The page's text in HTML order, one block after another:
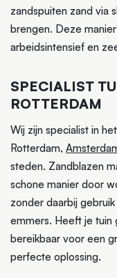
zandspuiten zand via
brengen. Deze
arbeidsintensief en
SPECIALIST
ROTTERDAM
Wij zijn specialist in het
Rotterdam,
steden. Zandblazen
schone manier door
zonder daarbij
emmers. Heeft je tuin
bereikbaar voor een
perfecte oplossing.